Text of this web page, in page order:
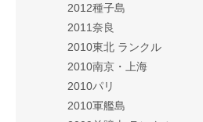
2012種子島
2011奈良
2010東北 ランクル
2010南京・上海
2010パリ
2010軍艦島